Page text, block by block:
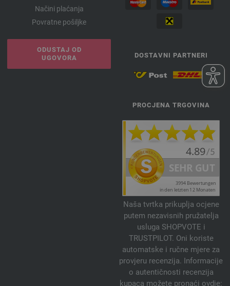
Načini plaćanja
Povratne pošiljke
ODUSTAJ OD
UGOVORA
DOSTAVNI PARTNERI
PROCJENA TRGOVINA
Naša tvrtka prikuplja ocjene
putem nezavisnih pružatelja
usluga SHOPVOTE i
TRUSTPILOT. Oni koriste
automatske i ručne mjere za
provjeru recenzija. Informacije
o autentičnosti recenzija
kupaca možete pronaći ovdje: